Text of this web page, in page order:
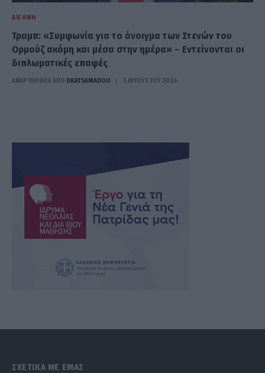
ΔΙΕΘΝΉ
Τραμπ: «Συμφωνία για το άνοιγμα των Στενών του
Ορμούζ ακόμη και μέσα στην ημέρα» – Εντείνονται οι
διπλωματικές επαφές
ΑΝΑΡΤΗΘΗΚΕ ΑΠΟ DKATSAMADOU 5 ΑΥΓΟΎΣΤΟΥ 2026
ΣΧΕΤΙΚΑ ΜΕ ΕΜΑΣ